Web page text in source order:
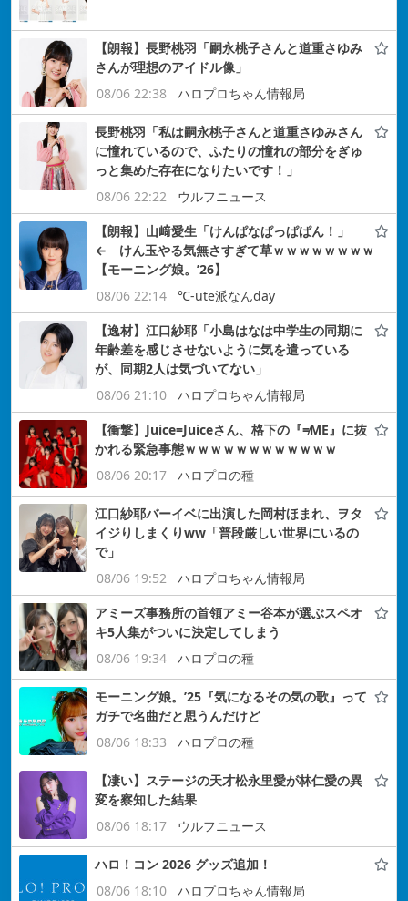
【朗報】長野桃羽「嗣永桃子さんと道重さゆみ
さんが理想のアイドル像」
08/06 22:38
ハロプロちゃん情報局
長野桃羽「私は嗣永桃子さんと道重さゆみさん
に憧れているので、ふたりの憧れの部分をぎゅ
っと集めた存在になりたいです！」
08/06 22:22
ウルフニュース
【朗報】山﨑愛生「けんぱなぱっぱぱん！」
← けん玉やる気無さすぎて草ｗｗｗｗｗｗｗｗ
【モーニング娘。’26】
08/06 22:14
℃-ute派なんday
【逸材】江口紗耶「小島はなは中学生の同期に
年齢差を感じさせないように気を遣っている
が、同期2人は気づいてない」
08/06 21:10
ハロプロちゃん情報局
【衝撃】Juice=Juiceさん、格下の『≠ME』に抜
かれる緊急事態ｗｗｗｗｗｗｗｗｗｗｗｗ
08/06 20:17
ハロプロの種
江口紗耶バーイベに出演した岡村ほまれ、ヲタ
イジりしまくりww「普段厳しい世界にいるの
で」
08/06 19:52
ハロプロちゃん情報局
アミーズ事務所の首領アミー谷本が選ぶスペオ
キ5人集がついに決定してしまう
08/06 19:34
ハロプロの種
モーニング娘。’25『気になるその気の歌』って
ガチで名曲だと思うんだけど
08/06 18:33
ハロプロの種
【凄い】ステージの天才松永里愛が林仁愛の異
変を察知した結果
08/06 18:17
ウルフニュース
ハロ！コン 2026 グッズ追加！
08/06 18:10
ハロプロちゃん情報局